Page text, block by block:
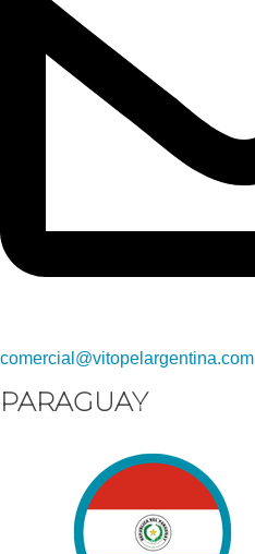
comercial@vitopelargentina.com​
PARAGUAY